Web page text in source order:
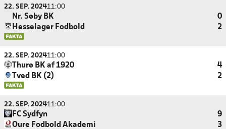
22. SEP. 202411:00
Nr. Søby BK
0
Hesselager Fodbold
2
22. SEP. 202411:00
Thurø BK af 1920
4
Tved BK (2)
2
22. SEP. 202411:00
FC Sydfyn
9
Oure Fodbold Akademi
3